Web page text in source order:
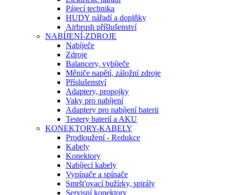
Pájecí technika
HUDY nářadí a doplňky
Airbrush příšlušenství
NABÍJENÍ-ZDROJE
Nabíječe
Zdroje
Balancery, vybíječe
Měniče napětí, záložní zdroje
Příslušenství
Adaptery, propojky
Vaky pro nabíjení
Adaptery pro nabíjení baterii
Testery baterií a AKU
KONEKTORY-KABELY
Prodloužení - Redukce
Kabely
Konektory
Nabíjecí kabely
Vypínače a spínače
Smršťovací bužírky, spirály
Servisní konektory